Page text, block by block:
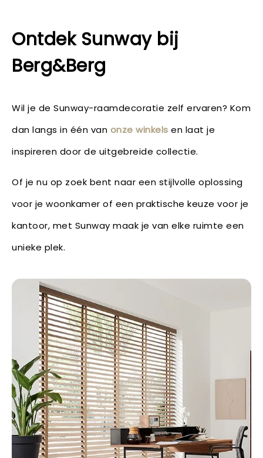
Ontdek Sunway bij
Berg&Berg
Wil je de Sunway-raamdecoratie zelf ervaren? Kom
dan langs in één van onze winkels en laat je
inspireren door de uitgebreide collectie.
Of je nu op zoek bent naar een stijlvolle oplossing
voor je woonkamer of een praktische keuze voor je
kantoor, met Sunway maak je van elke ruimte een
unieke plek.